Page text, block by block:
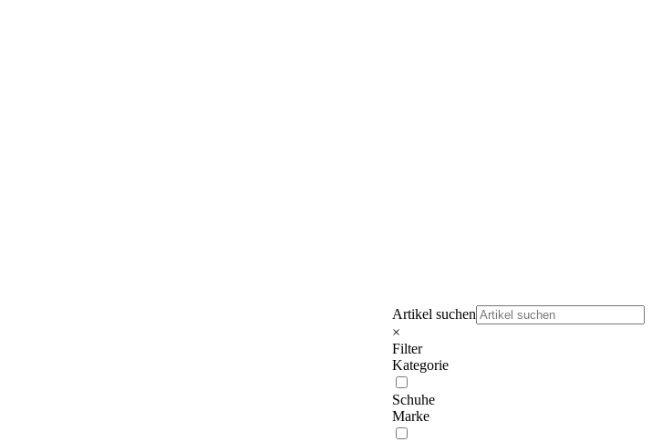
Artikel suchen
×
Filter
Kategorie
Schuhe
Marke